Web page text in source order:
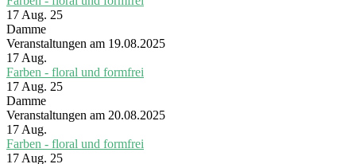
17 Aug. 25
Damme
Veranstaltungen am 19.08.2025
17 Aug.
Farben - floral und formfrei
17 Aug. 25
Damme
Veranstaltungen am 20.08.2025
17 Aug.
Farben - floral und formfrei
17 Aug. 25